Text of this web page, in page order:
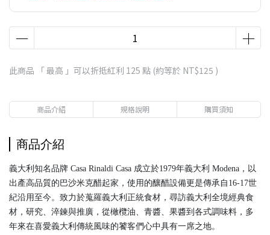
此商品 「 最高 」可以折抵紅利 125 點 (約等於 NT$125 )
商品介紹 規格說明 購買須知
商品介紹
義大利知名品牌 Casa Rinaldi Casa 成立於1979年義大利 Modena，以
出產高品質的巴沙米克醋起家，使用的釀醋設備更是傳承自16-17世
紀沿用至今。致力於蒐羅義大利正統食材，尋訪義大利全境經典食
材，研究、淬鍊與推廣，從橄欖油、青醬、果醬到各式調味料，多
年來在喜愛義大利傳統風味的饕客們心中具有一席之地。